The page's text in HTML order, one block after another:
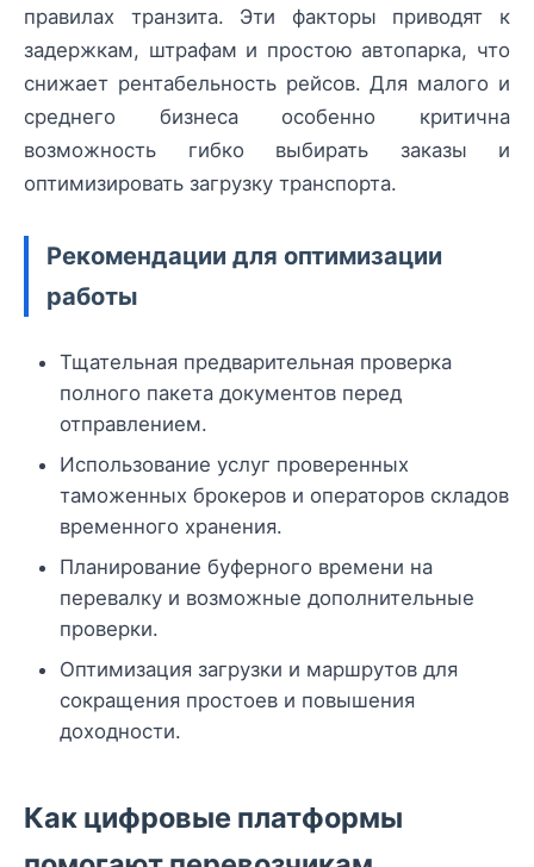
правилах транзита. Эти факторы приводят к
задержкам, штрафам и простою автопарка, что
снижает рентабельность рейсов. Для малого и
среднего бизнеса особенно критична
возможность гибко выбирать заказы и
оптимизировать загрузку транспорта.
Рекомендации для оптимизации
работы
Тщательная предварительная проверка
полного пакета документов перед
отправлением.
Использование услуг проверенных
таможенных брокеров и операторов складов
временного хранения.
Планирование буферного времени на
перевалку и возможные дополнительные
проверки.
Оптимизация загрузки и маршрутов для
сокращения простоев и повышения
доходности.
Как цифровые платформы